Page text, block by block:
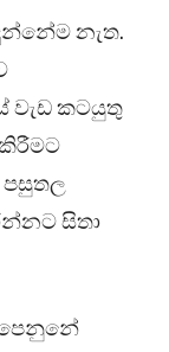
නැත.
වැඩ කටයුතු
පසුතල
සිතා
පෙනුනේ